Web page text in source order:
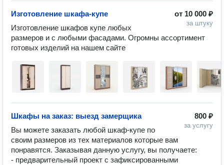
от 10 000 ₽
за штуку
Изготовление шкафа-купе
Изготовление шкафов купе любых
размеров и с любыми фасадами. Огромны ассортимент
готовых изделий на нашем сайте
800 ₽
за услугу
Шкафы на заказ: выезд замерщика
Вы можете заказать любой шкаф-купе по
своим размеров из тех материалов которые вам
понравятся. Заказывая данную услугу, вы получаете:
- предварительный проект с зафиксированными